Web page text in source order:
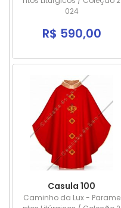
024
R$ 590,00
Casula 100
Caminho da Lux - Parame